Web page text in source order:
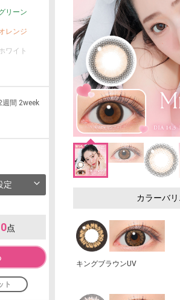
リーン
レンジ
ワイト
週間 2week
定
0点
ト
カラーバ
キングブラウンUV